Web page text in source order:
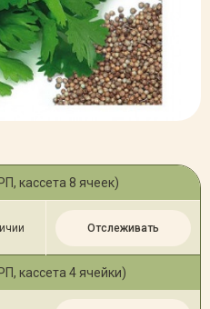
кассета 8 ячеек)
Отслеживать
кассета 4 ячейки)